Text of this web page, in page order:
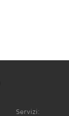
Servizi: